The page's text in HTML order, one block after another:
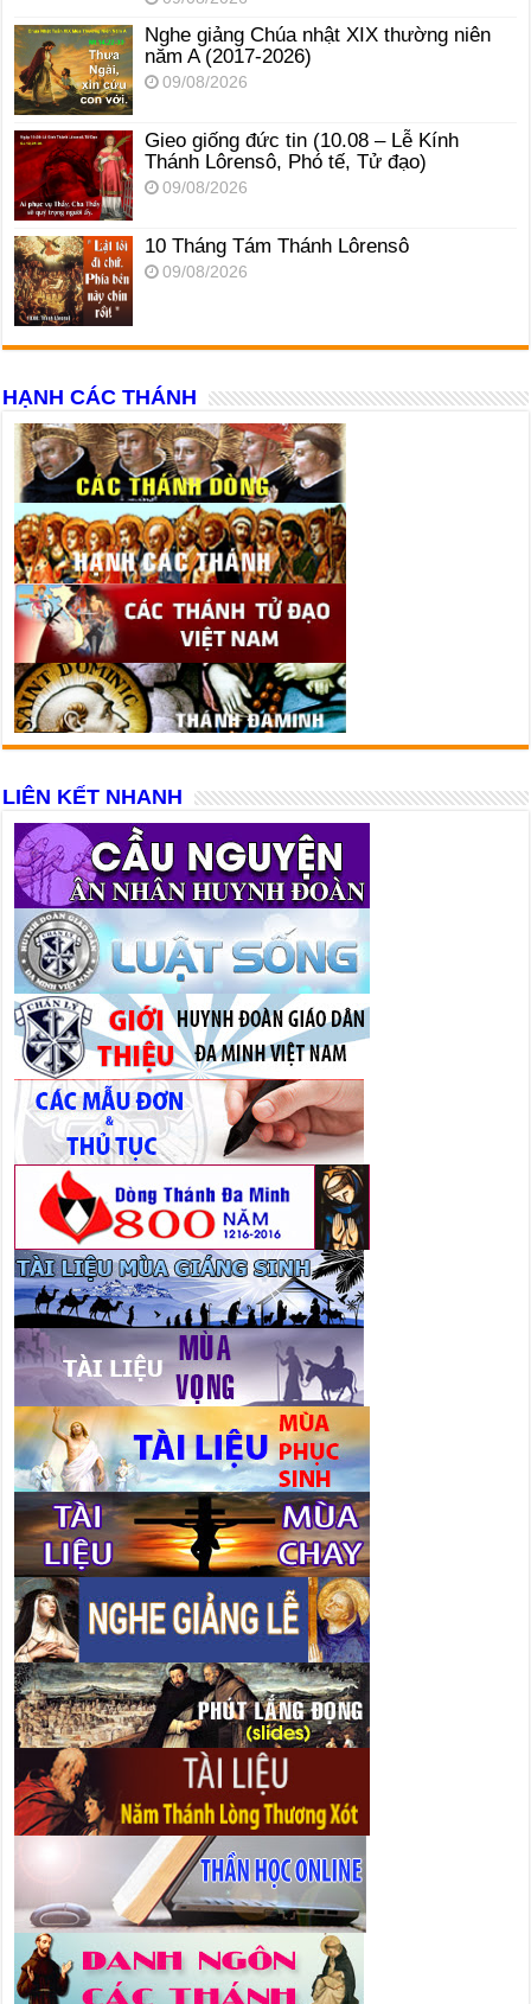
Nghe giảng Chúa nhật XIX thường niên
năm A (2017-2026)
09/08/2026
Gieo giống đức tin (10.08 – Lễ Kính
Thánh Lôrensô, Phó tế, Tử đạo)
09/08/2026
10 Tháng Tám Thánh Lôrensô
09/08/2026
HẠNH CÁC THÁNH
LIÊN KẾT NHANH